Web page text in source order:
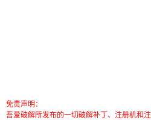
免责声明：
吾爱破解所发布的一切破解补丁、注册机和